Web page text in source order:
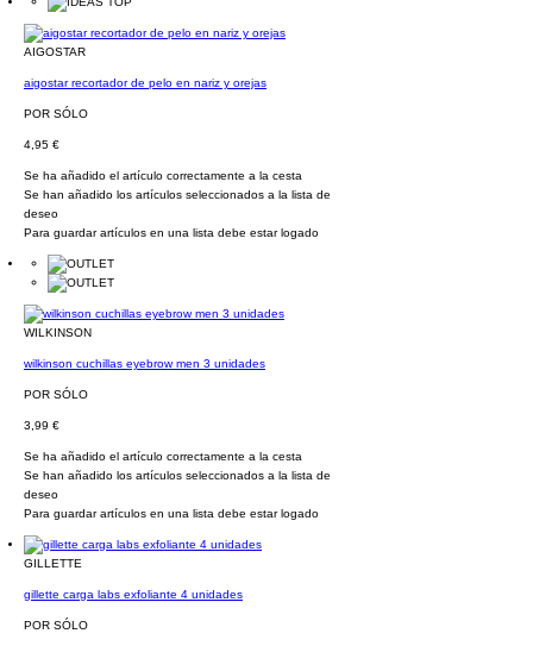
AIGOSTAR
aigostar recortador de pelo en nariz y orejas
POR SÓLO
4,95 €
Se ha añadido el artículo correctamente a la cesta
Se han añadido los artículos seleccionados a la lista de
deseo
Para guardar artículos en una lista debe estar logado
WILKINSON
wilkinson cuchillas eyebrow men 3 unidades
POR SÓLO
3,99 €
Se ha añadido el artículo correctamente a la cesta
Se han añadido los artículos seleccionados a la lista de
deseo
Para guardar artículos en una lista debe estar logado
GILLETTE
gillette carga labs exfoliante 4 unidades
POR SÓLO